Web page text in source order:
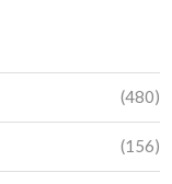
(480)
(156)